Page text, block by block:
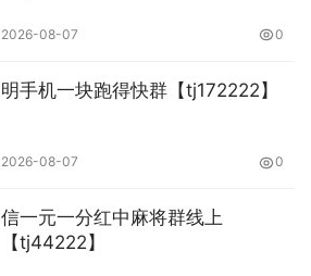
2026-08-07 0
明手机一块跑得快群【tj172222】
2026-08-07 0
信一元一分红中麻将群线上
【tj44222】